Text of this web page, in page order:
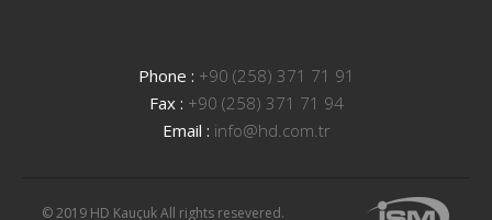
Phone : +90 (258) 371 71 91
Fax : +90 (258) 371 71 94
Email : info@hd.com.tr
© 2019 HD Kauçuk All rights resevered.